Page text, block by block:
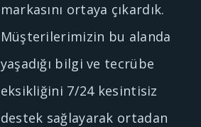
markasını ortaya çıkardık.
Müşterilerimizin bu alanda
yaşadığı bilgi ve tecrübe
eksikliğini 7/24 kesintisiz
destek sağlayarak ortadan